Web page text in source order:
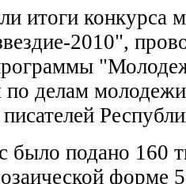
итоги конкурса
2010",
делам
было подано 160
форме